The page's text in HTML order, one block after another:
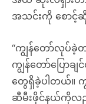
အသင်းကို စောင့်ဆို
“ကျွန်တော်လုပ်
ကျွန်တော်ပြော
တွေရှိခဲ့ပါတယ်။
ဆီမီးဖိုင်နယ်ကိုလ